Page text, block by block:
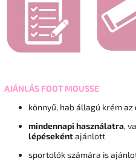
AJÁNLÁS FOOT MOUSSE
könnyű, hab állagú krém az
mindennapi használatra,
lépésekéntajánlott
sportolók számára is